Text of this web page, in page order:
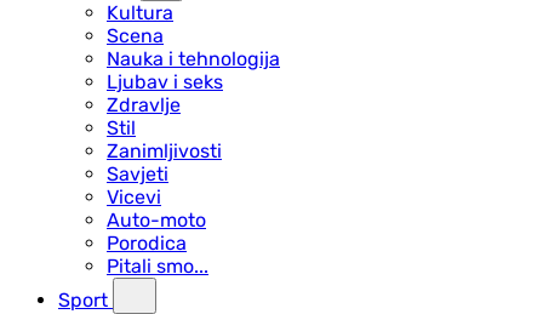
Kultura
Scena
Nauka i tehnologija
Ljubav i seks
Zdravlje
Stil
Zanimljivosti
Savjeti
Vicevi
Auto-moto
Porodica
Pitali smo...
Sport